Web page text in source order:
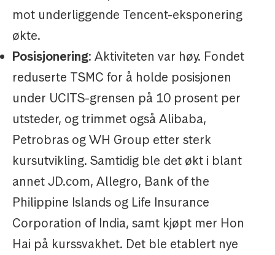
mot underliggende Tencent-eksponering
økte.
Posisjonering: Aktiviteten var høy. Fondet
reduserte TSMC for å holde posisjonen
under UCITS-grensen på 10 prosent per
utsteder, og trimmet også Alibaba,
Petrobras og WH Group etter sterk
kursutvikling. Samtidig ble det økt i blant
annet JD.com, Allegro, Bank of the
Philippine Islands og Life Insurance
Corporation of India, samt kjøpt mer Hon
Hai på kurssvakhet. Det ble etablert nye